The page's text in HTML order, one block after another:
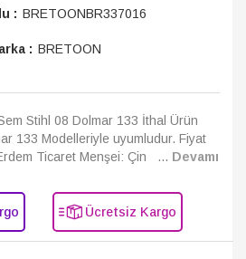
: BRETOONBR337016
: BRETOON
Stihl 08 Dolmar 133 İthal Ürün
133 Modelleriyle uyumludur. Fiyat
Ticaret Menşei: Çin ... Devamı
Ücretsiz Kargo